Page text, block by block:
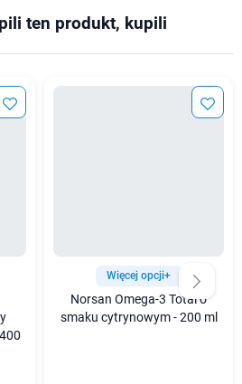
ten produkt, kupili
Więcej opcji+
Norsan Omega-3 Total o
smaku cytrynowym - 200 ml